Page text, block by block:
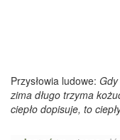
Przysłowia ludowe:
zima długo trzyma
ciepło dopisuje, to